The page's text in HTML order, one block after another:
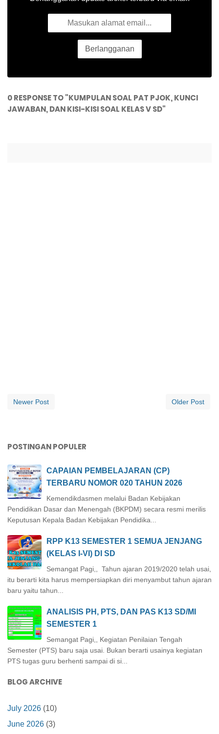
0 RESPONSE TO "KUMPULAN SOAL PAT PJOK, KUNCI
JAWABAN, DAN KISI-KISI SOAL KELAS V SD"
Newer Post Older Post
POSTINGAN POPULER
CAPAIAN PEMBELAJARAN (CP)
TERBARU NOMOR 020 TAHUN 2026
Kemendikdasmen melalui Badan Kebijakan
Pendidikan Dasar dan Menengah (BKPDM) secara resmi merilis
Keputusan Kepala Badan Kebijakan Pendidika...
RPP K13 SEMESTER 1 SEMUA JENJANG
(KELAS I-VI) DI SD
Semangat Pagi,, Tahun ajaran 2019/2020 telah usai,
itu berarti kita harus mempersiapkan diri menyambut tahun ajaran
baru yaitu tahun...
ANALISIS PH, PTS, DAN PAS K13 SD/MI
SEMESTER 1
Semangat Pagi,, Kegiatan Penilaian Tengah
Semester (PTS) baru saja usai. Bukan berarti usainya kegiatan
PTS tugas guru berhenti sampai di si...
BLOG ARCHIVE
July 2026 (10)
June 2026 (3)